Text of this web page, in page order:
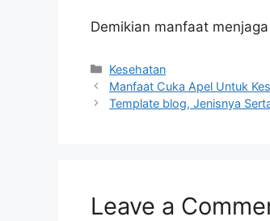
Demikian manfaat
Categories
Kesehatan
Manfaat Cuka Apel Untuk
Template blog, Jenisnya
Leave a